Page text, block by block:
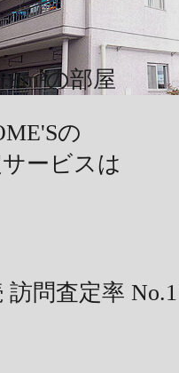
の部屋
の
ービスは
訪問査定率 No.1